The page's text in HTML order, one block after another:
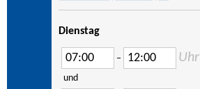
Dienstag
– Uhr
und